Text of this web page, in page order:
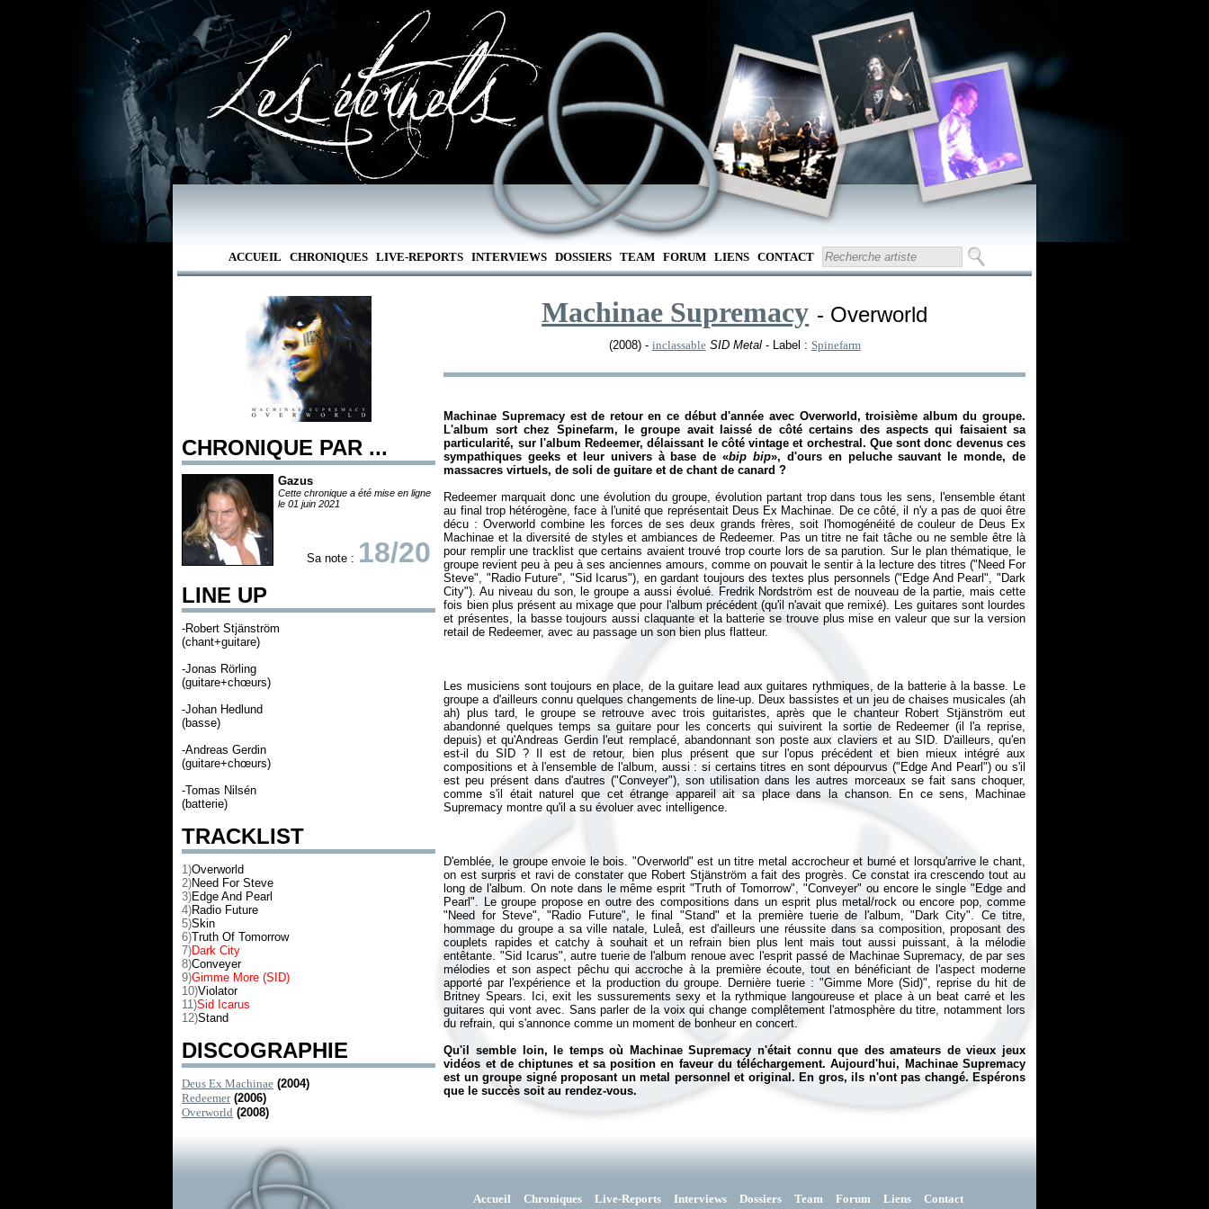
ACCUEIL CHRONIQUES LIVE-REPORTS INTERVIEWS DOSSIERS TEAM FORUM LIENS CONTACT
CHRONIQUE PAR ...
Gazus
Cette chronique a été mise en ligne
le 01 juin 2021
Sa note : 18/20
LINE UP
-Robert Stjänström
(chant+guitare)
-Jonas Rörling
(guitare+chœurs)
-Johan Hedlund
(basse)
-Andreas Gerdin
(guitare+chœurs)
-Tomas Nilsén
(batterie)
TRACKLIST
1)Overworld
2)Need For Steve
3)Edge And Pearl
4)Radio Future
5)Skin
6)Truth Of Tomorrow
7)Dark City
8)Conveyer
9)Gimme More (SID)
10)Violator
11)Sid Icarus
12)Stand
DISCOGRAPHIE
Deus Ex Machinae (2004)
Redeemer (2006)
Overworld (2008)
Machinae Supremacy - Overworld
(2008) - inclassable SID Metal- Label : Spinefarm
Machinae Supremacy est de retour en ce début d'année avec Overworld, troisième album du groupe.
L'album sort chez Spinefarm, le groupe avait laissé de côté certains des aspects qui faisaient sa
particularité, sur l'album Redeemer, délaissant le côté vintage et orchestral. Que sont donc devenus ces
sympathiques geeks et leur univers à base de «bip bip», d'ours en peluche sauvant le monde, de
massacres virtuels, de soli de guitare et de chant de canard ?
Redeemermarquait donc une évolution du groupe, évolution partant trop dans tous les sens, l'ensemble étant
au final trop hétérogène, face à l'unité que représentait Deus Ex Machinae. De ce côté, il n'y a pas de quoi être
décu :Overworld combine les forces de ses deux grands frères, soit l'homogénéité de couleur de Deus Ex
Machinae et la diversité de styles et ambiances de Redeemer. Pas un titre ne fait tâche ou ne semble être là
pour remplir une tracklist que certains avaient trouvé trop courte lors de sa parution. Sur le plan thématique, le
groupe revient peu à peu à ses anciennes amours, comme on pouvait le sentir à la lecture des titres ("Need For
Steve", "Radio Future", "Sid Icarus"), en gardant toujours des textes plus personnels ("Edge And Pearl", "Dark
City"). Au niveau du son, le groupe a aussi évolué. Fredrik Nordström est de nouveau de la partie, mais cette
fois bien plus présent au mixage que pour l'album précédent (qu'il n'avait que remixé). Les guitares sont lourdes
et présentes, la basse toujours aussi claquante et la batterie se trouve plus mise en valeur que sur la version
retail de Redeemer
Les musiciens sont toujours en place, de la guitare lead aux guitares rythmiques, de la batterie à la basse. Le
groupe a d'ailleurs connu quelques changements de line-up. Deux bassistes et un jeu de chaises musicales (ah
ah) plus tard, le groupe se retrouve avec trois guitaristes, après que le chanteur Robert Stjänström eut
abandonné quelques temps sa guitare pour les concerts qui suivirent la sortie de Redeemer(il l'a reprise,
depuis) et qu'Andreas Gerdin l'eut remplacé, abandonnant son poste aux claviers et au SID. D'ailleurs, qu'en
est-il du SID ? Il est de retour, bien plus présent que sur l'opus précédent et bien mieux intégré aux
compositions et à l'ensemble de l'album, aussi : si certains titres en sont dépourvus ("Edge And Pearl") ou s'il
est peu présent dans d'autres ("Conveyer"), son utilisation dans les autres morceaux se fait sans choquer,
comme s'il était naturel que cet étrange appareil ait sa place dans la chanson. En ce sens, Machinae
D'emblée, le groupe envoie le bois. "Overworld" est un titre metal accrocheur et burné et lorsqu'arrive le chant,
on est surpris et ravi de constater que Robert Stjänström a fait des progrès. Ce constat ira crescendo tout au
long de l'album. On note dans le même esprit "Truth of Tomorrow", "Conveyer" ou encore le single "Edge and
Pearl". Le groupe propose en outre des compositions dans un esprit plus metal/rock ou encore pop, comme
"Need for Steve", "Radio Future", le final "Stand" et la première tuerie de l'album, "Dark City". Ce titre,
hommage du groupe a sa ville natale, Luleå, est d'ailleurs une réussite dans sa composition, proposant des
couplets rapides et catchy à souhait et un refrain bien plus lent mais tout aussi puissant, à la mélodie
entêtante. "Sid Icarus", autre tuerie de l'album renoue avec l'esprit passé de Machinae Supremacy, de par ses
mélodies et son aspect pêchu qui accroche à la première écoute, tout en bénéficiant de l'aspect moderne
apporté par l'expérience et la production du groupe. Dernière tuerie : "Gimme More (Sid)", reprise du hit de
Britney Spears. Ici, exit les sussurements sexy et la rythmique langoureuse et place à un beat carré et les
guitares qui vont avec. Sans parler de la voix qui change complêtement l'atmosphère du titre, notamment lors
du refrain, qui s'annonce comme un moment de bonheur en concert.
Qu'il semble loin, le temps où Machinae Supremacy n'était connu que des amateurs de vieux jeux
vidéos et de chiptunes et sa position en faveur du téléchargement. Aujourd'hui, Machinae Supremacy
est un groupe signé proposant un metal personnel et original. En gros, ils n'ont pas changé. Espérons
que le succès soit au rendez-vous.
Accueil Chroniques Live-Reports Interviews Dossiers Team Forum Liens Contact